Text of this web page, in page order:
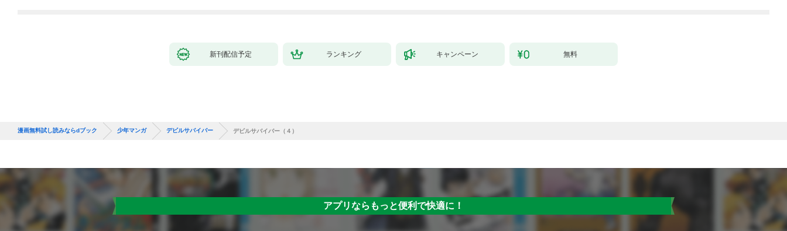
新刊配信予定 ランキング キャンペーン 無料
漫画無料試し読みならdブック 少年マンガ デビルサバイバー デビルサバイバー（４）
アプリならもっと便利で快適に！